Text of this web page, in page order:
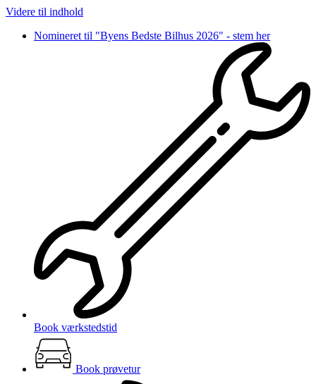
Videre til indhold
Nomineret til "Byens Bedste Bilhus 2026" - stem her
Book værkstedstid
Book prøvetur